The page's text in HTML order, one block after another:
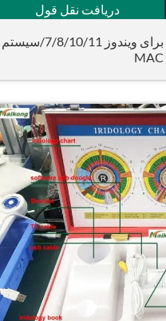
دریافت نقل قول
دوربین MAIK 12 MP Iridology برای ویندوز 7/8/10/11/سیستم